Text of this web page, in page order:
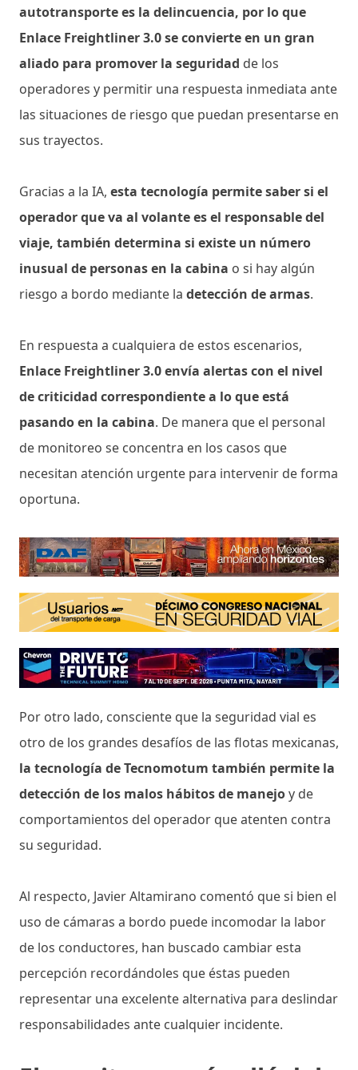
autotransporte es la delincuencia, por lo que
Enlace Freightliner 3.0 se convierte en un gran
aliado para promover la seguridad de los
operadores y permitir una respuesta inmediata ante
las situaciones de riesgo que puedan presentarse en
sus trayectos.
Gracias a la IA, esta tecnología permite saber si el
operador que va al volante es el responsable del
viaje, también determina si existe un número
inusual de personas en la cabina o si hay algún
riesgo a bordo mediante la detección de armas.
En respuesta a cualquiera de estos escenarios,
Enlace Freightliner 3.0 envía alertas con el nivel
de criticidad correspondiente a lo que está
pasando en la cabina. De manera que el personal
de monitoreo se concentra en los casos que
necesitan atención urgente para intervenir de forma
oportuna.
Por otro lado, consciente que la seguridad vial es
otro de los grandes desafíos de las flotas mexicanas,
la tecnología de Tecnomotum también permite la
detección de los malos hábitos de manejoy de
comportamientos del operador que atenten contra
su seguridad.
Al respecto, Javier Altamirano comentó que si bien el
uso de cámaras a bordo puede incomodar la labor
de los conductores, han buscado cambiar esta
percepción recordándoles que éstas pueden
representar una excelente alternativa para deslindar
responsabilidades ante cualquier incidente.